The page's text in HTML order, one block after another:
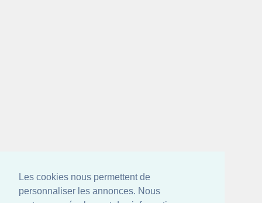
Les cookies nous permettent de
personnaliser les annonces. Nous